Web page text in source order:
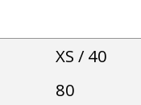
XS / 40
80